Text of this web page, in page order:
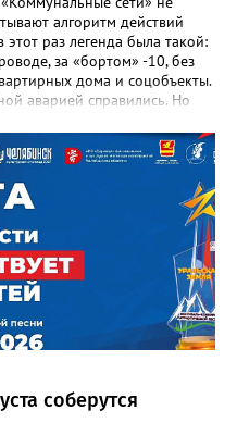
алгоритм действий
раз легенда была такой:
за «бортом» -10, без
дома и соцобъекты.
аварией справились. Но
управляющие компании
предотвращения
сети
взаимодействие с
ЕДДС и иными службами»,
ГЖИ Ирина
в
действовать слаженно. И
со всеми
тепла до конечных
соберутся